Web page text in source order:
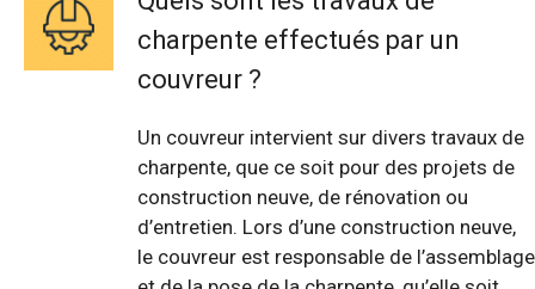
charpente effectués par un
couvreur ?
Un couvreur intervient sur divers travaux de
charpente, que ce soit pour des projets de
construction neuve, de rénovation ou
d’entretien. Lors d’une construction neuve,
le couvreur est responsable de l’assemblage